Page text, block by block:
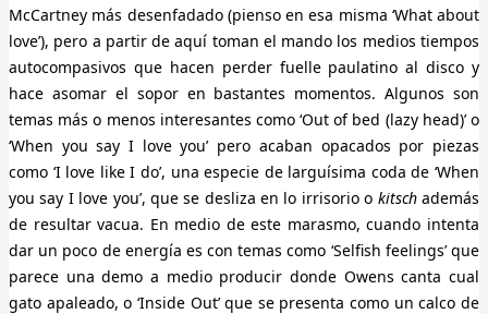
McCartney más desenfadado (pienso en esa misma ‘What about
love’), pero a partir de aquí toman el mando los medios tiempos
autocompasivos que hacen perder fuelle paulatino al disco y
hace asomar el sopor en bastantes momentos. Algunos son
temas más o menos interesantes como ‘Out of bed (lazy head)’ o
‘When you say I love you’ pero acaban opacados por piezas
como ‘I love like I do’, una especie de larguísima coda de ‘When
you say I love you’, que se desliza en lo irrisorio o kitschademás
de resultar vacua. En medio de este marasmo, cuando intenta
dar un poco de energía es con temas como ‘Selfish feelings’ que
parece una demo a medio producir donde Owens canta cual
gato apaleado, o ‘Inside Out’ que se presenta como un calco de